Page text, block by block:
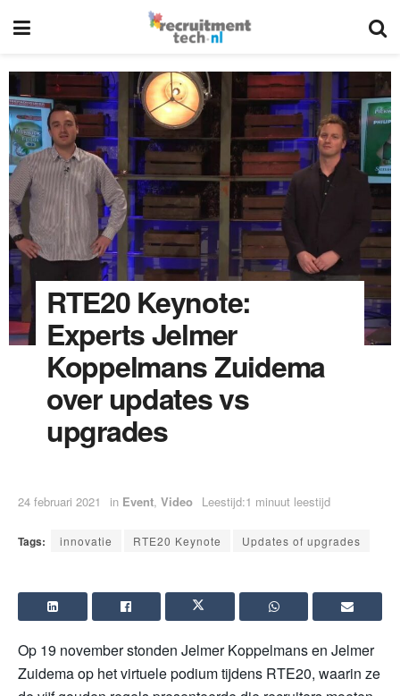
RTE20 Keynote:
Experts Jelmer
Koppelmans Zuidema
over updates vs
upgrades
24 februari 2021 in Event, Video Leestijd:1 minuut leestijd
Tags: innovatie RTE20 Keynote Updates of upgrades
Op 19 november stonden Jelmer Koppelmans en Jelmer
Zuidema op het virtuele podium tijdens RTE20, waarin ze